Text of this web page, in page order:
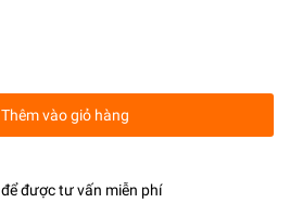
Thêm vào giỏ hàng
để được tư vấn miễn phí